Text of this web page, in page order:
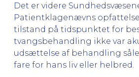
Det er videre
Patientklagenævns
tilstand på tidspunktet for
tvangsbehandling ikke var
udsættelse af behandling
fare for hans liv eller helbred.